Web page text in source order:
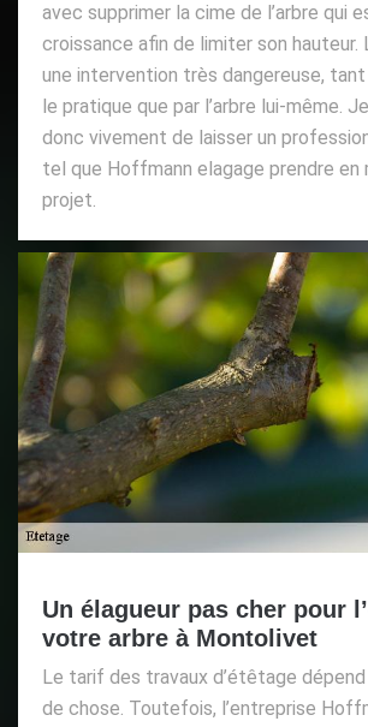
avec supprimer la cime de l’arbre qui
croissance afin de limiter son hauteur.
une intervention très dangereuse,
le pratique que par l’arbre lui-même.
donc vivement de laisser un
tel que Hoffmann elagage prendre en
projet.
Un élagueur pas cher pour
votre arbre à Montolivet
Le tarif des travaux d’étêtage
de chose. Toutefois, l’entreprise